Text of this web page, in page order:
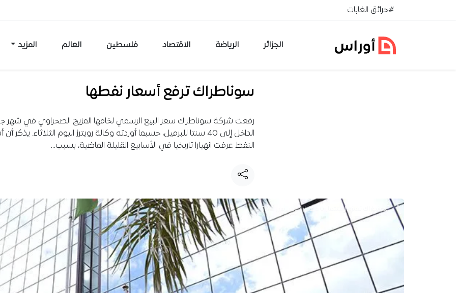
تخطي إلى المحتوى#حرائق الغابات
الجزائر الرياضة الاقتصاد فلسطين العالم المزيد
سوناطراك ترفع أسعار نفطها
رفعت شركة سوناطراك سعر البيع الرسمي لخامها المزيج الصحراوي في شهر
الداخل إلى 40 سنتا للبرميل، حسبما أوردته وكالة رويترز اليوم الثلاثاء. يذكر
النفط عرفت انهيارا تاريخيا في الأسابيع القليلة الماضية، بسبب…
سونطراك تعتزم استثمار 50 مليار دولار.. في ماذا؟